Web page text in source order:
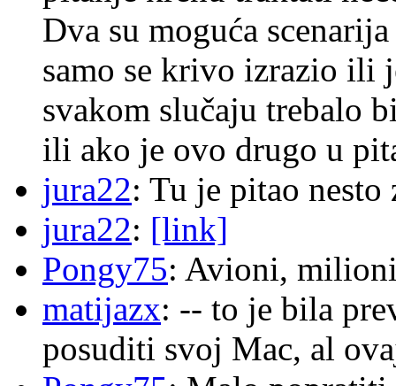
Dva su moguća
samo se krivo izrazio ili
svakom slučaju trebalo
ili ako je ovo drugo u
jura22: Tu je pitao
jura22: [link]
Pongy75: Avioni,
matijazx: -- to je bila
posuditi svoj Mac, al